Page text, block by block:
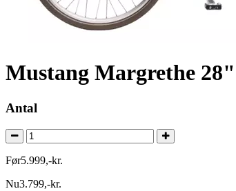
Mustang Margrethe
Antal
Før5.999,-kr.
Nu3.799,-kr.